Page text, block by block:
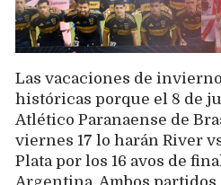
Las vacaciones de
históricas porque el 8 de
Atlético Paranaense de
viernes 17 lo harán River
Plata por los 16 avos de